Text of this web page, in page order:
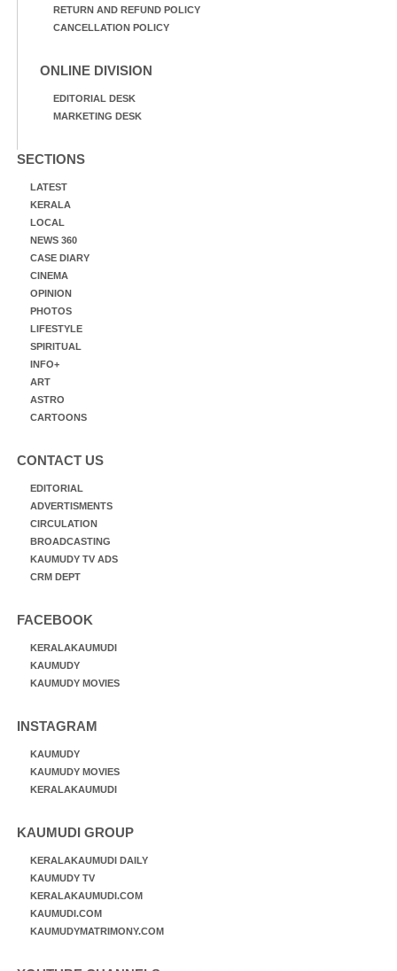
RETURN AND REFUND POLICY
CANCELLATION POLICY
ONLINE DIVISION
EDITORIAL DESK
MARKETING DESK
SECTIONS
LATEST
KERALA
LOCAL
NEWS 360
CASE DIARY
CINEMA
OPINION
PHOTOS
LIFESTYLE
SPIRITUAL
INFO+
ART
ASTRO
CARTOONS
CONTACT US
EDITORIAL
ADVERTISMENTS
CIRCULATION
BROADCASTING
KAUMUDY TV ADS
CRM DEPT
FACEBOOK
KERALAKAUMUDI
KAUMUDY
KAUMUDY MOVIES
INSTAGRAM
KAUMUDY
KAUMUDY MOVIES
KERALAKAUMUDI
KAUMUDI GROUP
KERALAKAUMUDI DAILY
KAUMUDY TV
KERALAKAUMUDI.COM
KAUMUDI.COM
KAUMUDYMATRIMONY.COM